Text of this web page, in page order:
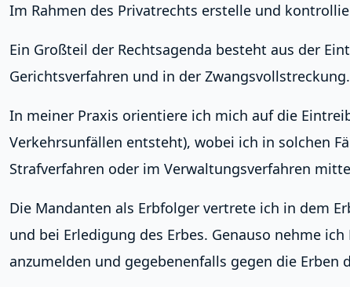
Im Rahmen des Privatrechts erstelle und
Ein Großteil der Rechtsagenda besteht aus der
Gerichtsverfahren und in der
In meiner Praxis orientiere ich mich auf die
Verkehrsunfällen entsteht), wobei ich in solchen
Strafverfahren oder im Verwaltungsverfahren
Die Mandanten als Erbfolger vertrete ich in dem
und bei Erledigung des Erbes. Genauso nehme
anzumelden und gegebenenfalls gegen die Erben